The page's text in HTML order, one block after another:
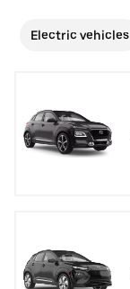
Electric vehicles